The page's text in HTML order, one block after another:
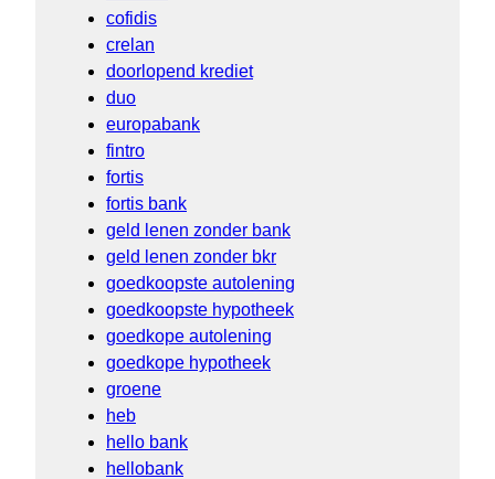
cofidis
crelan
doorlopend krediet
duo
europabank
fintro
fortis
fortis bank
geld lenen zonder bank
geld lenen zonder bkr
goedkoopste autolening
goedkoopste hypotheek
goedkope autolening
goedkope hypotheek
groene
heb
hello bank
hellobank